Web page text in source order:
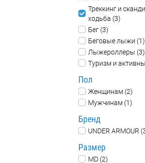
Треккинг и
ходьба (3)
Бег (3)
Беговые лыжи (1)
Лыжероллеры (3)
Туризм и
Пол
Женщинам (2)
Мужчинам (1)
Бренд
UNDER ARMOUR
Размер
MD (2)